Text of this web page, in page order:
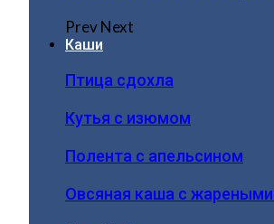
PrevNext
Каши
Птица сдохла
Кутья с изюмом
Полента с апельсином
Овсяная каша с